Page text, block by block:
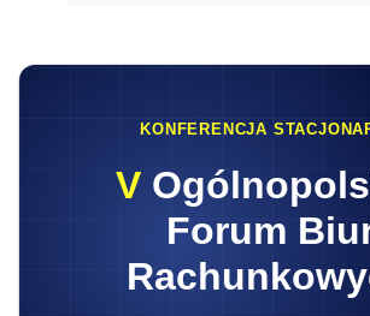
KONFERENCJA
V
Forum